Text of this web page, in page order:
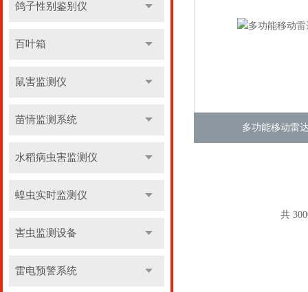
鸽子性别鉴别仪
百叶箱
鼠害监测仪
苗情监测系统
水稻病虫害监测仪
蝗虫实时监测仪
害虫监测设备
雷电预警系统
多功能移动雷
共